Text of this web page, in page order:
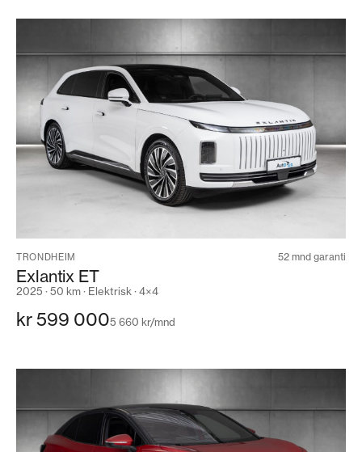
TRONDHEIM 52 mnd garanti
Exlantix ET
2025 · 50 km · Elektrisk · 4×4
kr 599 0005 660 kr/mnd